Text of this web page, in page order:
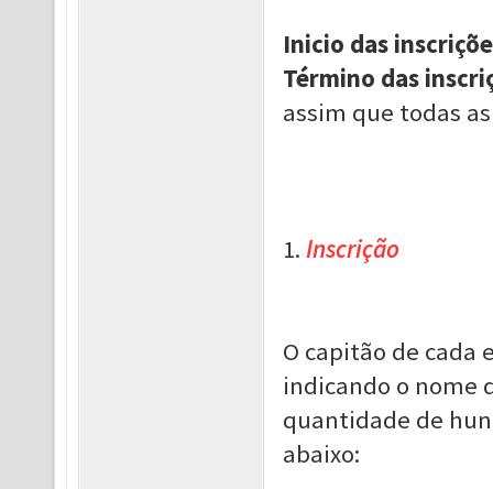
Inicio das
Término das
assim que todas
1. Inscrição
O capitão de cada
indicando o nome
quantidade de
abaixo: